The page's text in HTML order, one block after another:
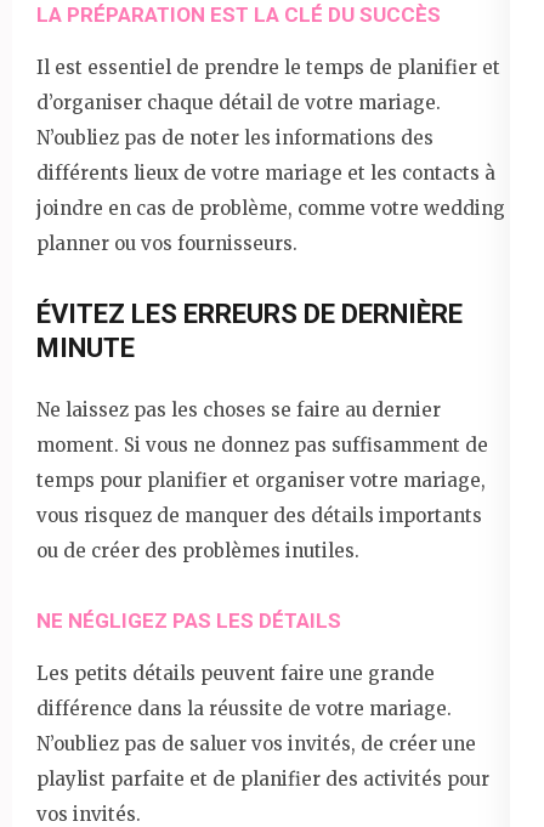
LA PRÉPARATION EST LA CLÉ DU SUCCÈS
Il est essentiel de prendre le temps de planifier et
d’organiser chaque détail de votre mariage.
N’oubliez pas de noter les informations des
différents lieux de votre mariage et les contacts à
joindre en cas de problème, comme votre wedding
planner ou vos fournisseurs.
ÉVITEZ LES ERREURS DE DERNIÈRE
MINUTE
Ne laissez pas les choses se faire au dernier
moment. Si vous ne donnez pas suffisamment de
temps pour planifier et organiser votre mariage,
vous risquez de manquer des détails importants
ou de créer des problèmes inutiles.
NE NÉGLIGEZ PAS LES DÉTAILS
Les petits détails peuvent faire une grande
différence dans la réussite de votre mariage.
N’oubliez pas de saluer vos invités, de créer une
playlist parfaite et de planifier des activités pour
vos invités.